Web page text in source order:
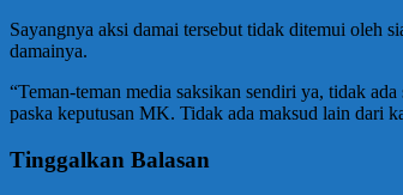
Sayangnya aksi damai tersebut tidak ditemui oleh
damainya.
“Teman-teman media saksikan sendiri ya, tidak
paska keputusan MK. Tidak ada maksud lain dari
Tinggalkan Balasan